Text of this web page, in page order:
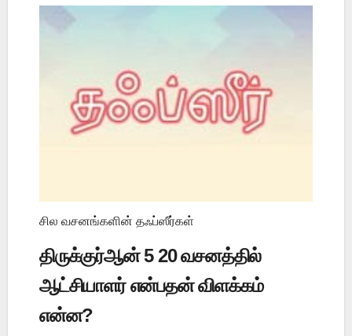
சில வசனங்களின் தஃப்ஸீர்கள்
திருக்குர்ஆன் 5 20 வசனத்தில்
ஆட்சியாளர் என்பதன் விளக்கம்
என்ன?